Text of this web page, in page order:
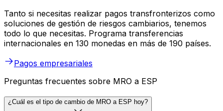
Tanto si necesitas realizar pagos transfronterizos como
soluciones de gestión de riesgos cambiarios, tenemos
todo lo que necesitas. Programa transferencias
internacionales en 130 monedas en más de 190 países.
Pagos empresariales
Preguntas frecuentes sobre MRO a ESP
¿Cuál es el tipo de cambio de MRO a ESP hoy?